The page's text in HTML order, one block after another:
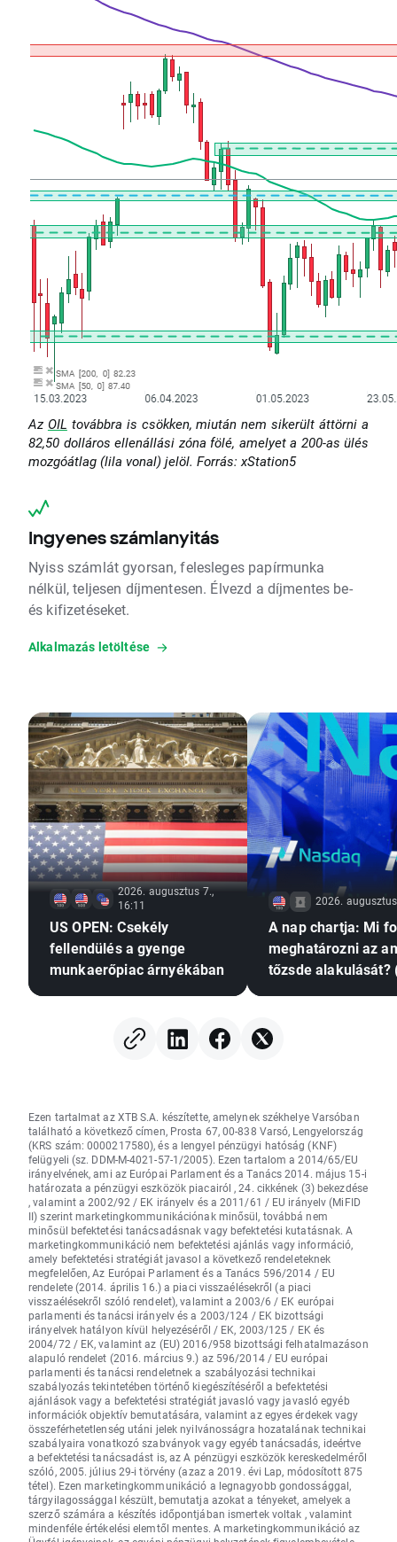
Az OIL továbbra is csökken, miután nem sikerült áttörni a
82,50 dolláros ellenállási zóna fölé, amelyet a 200-as ülés
mozgóátlag (lila vonal) jelöl. Forrás: xStation5
Ingyenes számlanyitás
Nyiss számlát gyorsan, felesleges papírmunka
nélkül, teljesen díjmentesen. Élvezd a díjmentes be-
és kifizetéseket.
Alkalmazás letöltése
2026. augusztus 7.,
16:11
US OPEN: Csekély
fellendülés a gyenge
munkaerőpiac árnyékában
2026.
A nap chartja: Mi
meghatározni az
tőzsde alakulását?
Ezen tartalmat az XTB S.A. készítette, amelynek székhelye Varsóban
található a következő címen, Prosta 67, 00-838 Varsó, Lengyelország
(KRS szám: 0000217580), és a lengyel pénzügyi hatóság (KNF)
felügyeli (sz. DDM-M-4021-57-1/2005). Ezen tartalom a 2014/65/EU
irányelvének, ami az Európai Parlament és a Tanács 2014. május 15-i
határozata a pénzügyi eszközök piacairól , 24. cikkének (3) bekezdése
, valamint a 2002/92 / EK irányelv és a 2011/61 / EU irányelv (MiFID
II) szerint marketingkommunikációnak minősül, továbbá nem
minősül befektetési tanácsadásnak vagy befektetési kutatásnak. A
marketingkommunikáció nem befektetési ajánlás vagy információ,
amely befektetési stratégiát javasol a következő rendeleteknek
megfelelően, Az Európai Parlament és a Tanács 596/2014 / EU
rendelete (2014. április 16.) a piaci visszaélésekről (a piaci
visszaélésekről szóló rendelet), valamint a 2003/6 / EK európai
parlamenti és tanácsi irányelv és a 2003/124 / EK bizottsági
irányelvek hatályon kívül helyezéséről / EK, 2003/125 / EK és
2004/72 / EK, valamint az (EU) 2016/958 bizottsági felhatalmazáson
alapuló rendelet (2016. március 9.) az 596/2014 / EU európai
parlamenti és tanácsi rendeletnek a szabályozási technikai
szabályozás tekintetében történő kiegészítéséről a befektetési
ajánlások vagy a befektetési stratégiát javasló vagy javasló egyéb
információk objektív bemutatására, valamint az egyes érdekek vagy
összeférhetetlenség utáni jelek nyilvánosságra hozatalának technikai
szabályaira vonatkozó szabványok vagy egyéb tanácsadás, ideértve
a befektetési tanácsadást is, az A pénzügyi eszközök kereskedelméről
szóló, 2005. július 29-i törvény (azaz a 2019. évi Lap, módosított 875
tétel). Ezen marketingkommunikáció a legnagyobb gondossággal,
tárgyilagossággal készült, bemutatja azokat a tényeket, amelyek a
szerző számára a készítés időpontjában ismertek voltak , valamint
mindenféle értékelési elemtől mentes. A marketingkommunikáció az